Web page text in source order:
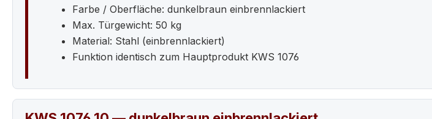
Farbe / Oberfläche: dunkelbraun einbrennlackiert
Max. Türgewicht: 50 kg
Material: Stahl (einbrennlackiert)
Funktion identisch zum Hauptprodukt KWS 1076